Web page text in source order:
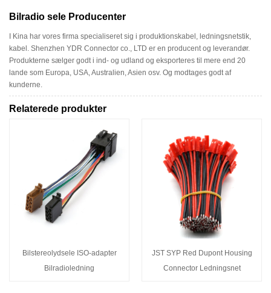
Bilradio sele Producenter
I Kina har vores firma specialiseret sig i produktionskabel, ledningsnetstik,
kabel. Shenzhen YDR Connector co., LTD er en producent og leverandør.
Produkterne sælger godt i ind- og udland og eksporteres til mere end 20
lande som Europa, USA, Australien, Asien osv. Og modtages godt af
kunderne.
Relaterede produkter
Bilstereolydsele ISO-adapter
Bilradioledning
JST SYP Red Dupont Housing
Connector Ledningsnet